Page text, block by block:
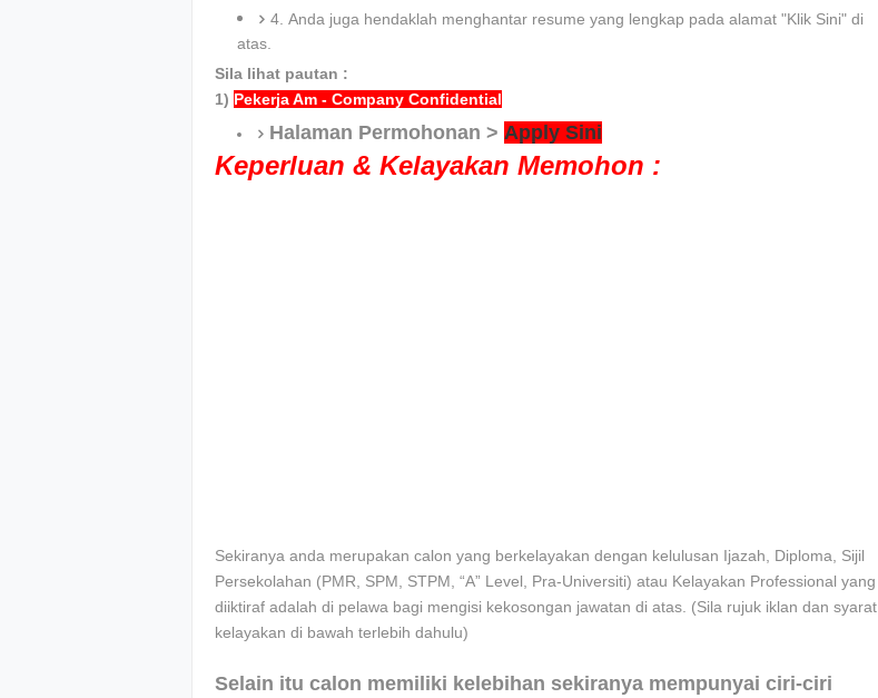
4. Anda juga hendaklah menghantar resume yang lengkap pada alamat "Klik Sini" di
atas.
Sila lihat pautan :
1) Pekerja Am - Company Confidential
Halaman Permohonan > Apply Sini
Keperluan & Kelayakan Memohon :
Sekiranya anda merupakan calon yang berkelayakan dengan kelulusan Ijazah, Diploma, Sijil
Persekolahan (PMR, SPM, STPM, “A” Level, Pra-Universiti) atau Kelayakan Professional yang
diiktiraf adalah di pelawa bagi mengisi kekosongan jawatan di atas. (Sila rujuk iklan dan syarat
kelayakan di bawah terlebih dahulu)
Selain itu calon memiliki kelebihan sekiranya mempunyai ciri-ciri